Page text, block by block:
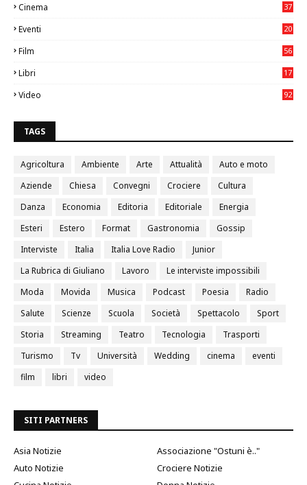
Cinema
37
Eventi
20
Film
56
Libri
17
Video
92
TAGS
Agricoltura Ambiente Arte Attualità
Auto e moto
Aziende
Chiesa Convegni Crociere
Cultura
Danza
Economia Editoria Editoriale
Energia
Esteri
Estero Format Gastronomia
Gossip
Interviste
Italia Italia Love Radio
Junior
La Rubrica di Giuliano
Lavoro
Le interviste impossibili
Moda
Movida Musica Podcast Poesia
Radio
Salute
Scienze Scuola Società Spettacolo
Sport
Storia
Streaming Teatro Tecnologia
Trasporti
Turismo
Tv Università Wedding cinema
eventi
film
libri video
SITI PARTNERS
Asia Notizie
Associazione "Ostuni è.."
Auto Notizie
Crociere Notizie